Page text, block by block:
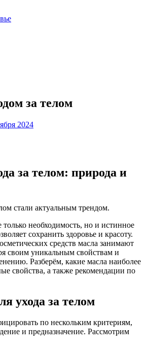
за телом
2024
за телом: природа и
стали актуальным трендом.
необходимость, но и истинное
сохранить здоровье и красоту.
средств масла занимают
своим уникальным свойствам и
Разберём, какие масла наиболее
свойства, а также рекомендации по
ухода за телом
по нескольким критериям,
и предназначение. Рассмотрим